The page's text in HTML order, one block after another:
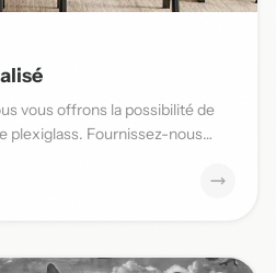
vous offrons la possibilité de
plexiglass. Fournissez-nous